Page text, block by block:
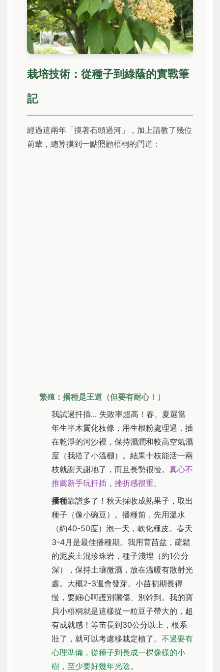
栽培技術：從種子到綠蔭的實戰筆
記
經過這兩年「摸著石頭過河」，加上請教了幾位
前輩，總算摸到一點照顧梧桐的門道：
繁殖：播種是王道（但要有耐心！）
我試過扦插... 失敗率超高！春、夏選當
年生半木質化枝條，用生根粉處理過，插
在乾淨的河沙裡，保持濕潤和較高空氣濕
度（我搭了小溫棚）。結果十枝能活一兩
枝就謝天謝地了，而且長勢很慢。 真心不
推薦新手玩扦插，挫折感很重。
播種靠譜多了！秋天採收成熟果子，取出
種子（像小豌豆）。播種前，先用溫水
（約40-50度）泡一天，軟化種皮。春天
3-4月是最佳播種期。我用育苗盆，疏鬆
的泥炭土混珍珠岩，種子淺埋（約1公分
深），保持土壤微濕，放在溫暖有散射光
處。大概2-3週會發芽。小苗初期長得
慢，要細心呵護別曬傷、別幹到。我的寶
貝小梧桐就是這樣從一粒豆子帶大的，超
有成就感！等苗長到30公分以上，根系
壯了，就可以考慮移栽定植了。 不過要有
心理準備，從種子到長成一棵像樣的小
樹，至少要好幾年光陰。